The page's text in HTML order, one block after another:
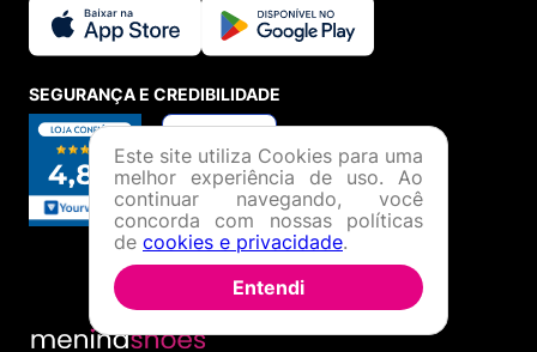
SEGURANÇA E CREDIBILIDADE
Este site utiliza Cookies para uma
melhor experiência de uso. Ao
continuar navegando, você
concorda com nossas políticas
de cookies e privacidade.
Entendi